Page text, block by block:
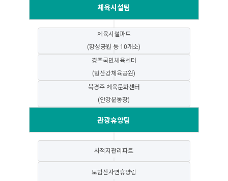
체육시설팀
체육시설파트
(황성공원 등 10개소)
경주국민체육센터
(형산강체육공원)
북경주 체육문화센터
(안강운동장)
관광휴양팀
사적지관리파트
토함산자연휴양림